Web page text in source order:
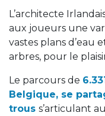
L’architecte
aux joueurs une
vastes plans d’eau
arbres, pour le
Le parcours de
Belgique, se
trous s’articulant